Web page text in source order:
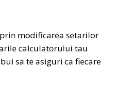
modificarea setarilor
calculatorului tau
sa te asiguri ca fiecare